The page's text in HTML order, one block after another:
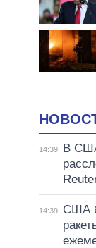
14:39
В
14:39
США